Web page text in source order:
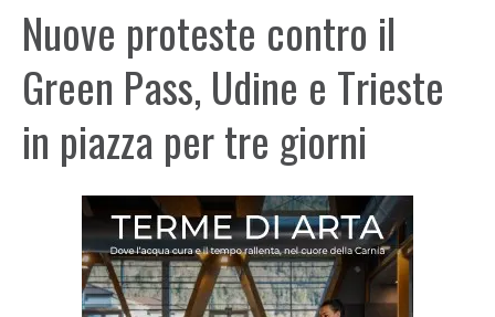
Nuove proteste contro il
Green Pass, Udine e Trieste
in piazza per tre giorni